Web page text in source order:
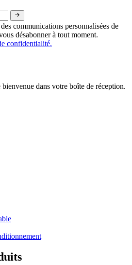
communications personnalisées de
désabonner à tout moment.
confidentialité.
dans votre boîte de réception.